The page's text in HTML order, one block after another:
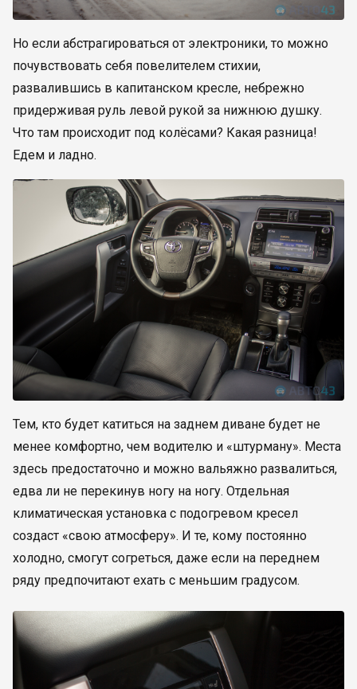
Но если абстрагироваться от электроники, то можно
почувствовать себя повелителем стихии,
развалившись в капитанском кресле, небрежно
придерживая руль левой рукой за нижнюю душку.
Что там происходит под колёсами? Какая разница!
Едем и ладно.
Тем, кто будет катиться на заднем диване будет не
менее комфортно, чем водителю и «штурману». Места
здесь предостаточно и можно вальяжно развалиться,
едва ли не перекинув ногу на ногу. Отдельная
климатическая установка с подогревом кресел
создаст «свою атмосферу». И те, кому постоянно
холодно, смогут согреться, даже если на переднем
ряду предпочитают ехать с меньшим градусом.